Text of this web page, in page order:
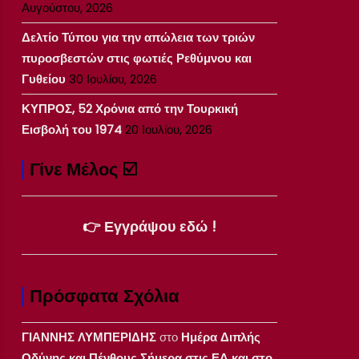
Αυγούστου, 2026
Δελτίο Τύπου για την απώλεια των τριών
πυροσβεστών στις φωτιές Ρεθύμνου και
Γυθείου 30 Ιουλίου, 2026
ΚΥΠΡΟΣ, 52 Χρόνια από την Τουρκική
Εισβολή του 197420 Ιουλίου, 2026
Γίνε Μέλος ☑️
👉 Εγγράψου εδώ !
Πρόσφατα Σχόλια
ΓΙΑΝΝΗΣ ΛΥΜΠΕΡΙΔΗΣστο Ημέρα Διπλής